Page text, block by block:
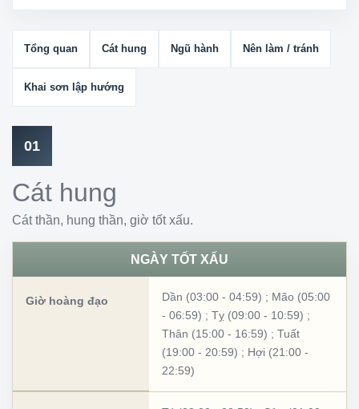
Tổng quan Cát hung Ngũ hành Nên làm / tránh
Khai sơn lập hướng
01
Cát hung
Cát thần, hung thần, giờ tốt xấu.
NGÀY TỐT XẤU
Giờ hoàng đạo Dần (03:00 - 04:59) ; Mão (05:00
- 06:59) ; Tỵ (09:00 - 10:59) ;
Thân (15:00 - 16:59) ; Tuất
(19:00 - 20:59) ; Hợi (21:00 -
22:59)